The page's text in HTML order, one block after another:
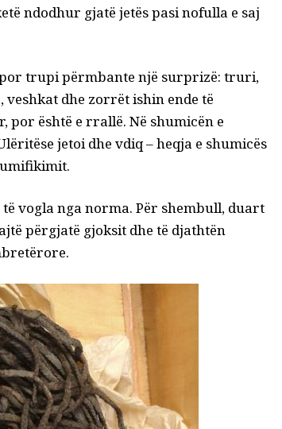
ndodhur gjatë jetës pasi nofulla e saj
trupi përmbante një surprizë: truri,
dhe zorrët ishin ende të
por është e rrallë. Në shumicën e
jetoi dhe vdiq – heqja e shumicës
vogla nga norma. Për shembull, duart
përgjatë gjoksit dhe të djathtën